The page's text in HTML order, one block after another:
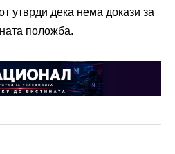
утврди дека нема докази за
положба.